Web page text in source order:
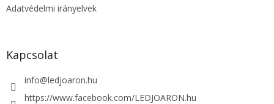
Adatvédelmi irányelvek
Kapcsolat
info@ledjoaron.hu
https://www.facebook.com/LEDJOARON.hu